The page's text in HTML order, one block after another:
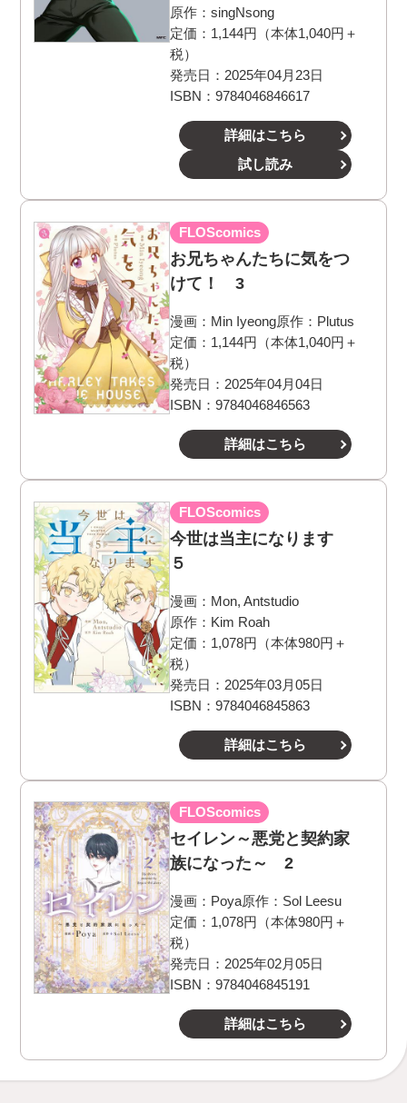
原作： singNsong
定価：1,144円（本体1,040円＋
税）
発売日：2025年04月23日
ISBN：9784046846617
詳細はこちら
試し読み
FLOScomics
お兄ちゃんたちに気をつ
けて！ 3
漫画： Min Iyeong原作： Plutus
定価：1,144円（本体1,040円＋
税）
発売日：2025年04月04日
ISBN：9784046846563
詳細はこちら
FLOScomics
今世は当主になります
５
漫画： Mon, Antstudio
原作： Kim Roah
定価：1,078円（本体980円＋
税）
発売日：2025年03月05日
ISBN：9784046845863
詳細はこちら
FLOScomics
セイレン～悪党と契約家
族になった～ 2
漫画： Poya原作： Sol Leesu
定価：1,078円（本体980円＋
税）
発売日：2025年02月05日
ISBN：9784046845191
詳細はこちら